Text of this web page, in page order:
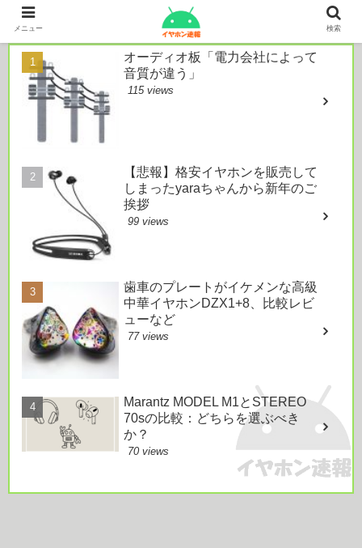
本日のおすすめ
オーディオ板「電力会社によって
音質が違う」
115 views
【悲報】格安イヤホンを販売して
しまったyaraちゃんから新年のご
挨拶
99 views
歯車のプレートがイケメンな高級
中華イヤホンDZX1+8、比較レビ
ューなど
77 views
Marantz MODEL M1とSTEREO
70sの比較：どちらを選ぶべき
か？
70 views
メニュー 検索